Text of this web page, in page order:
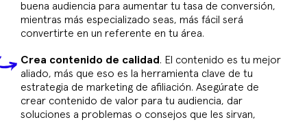
buena audiencia para aumentar tu tasa de conversión,
mientras más especializado seas, más fácil será
convertirte en un referente en tu área.
Crea contenido de calidad . El contenido es tu mejor
aliado, más que eso es la herramienta clave de tu
estrategia de marketing de afiliación. Asegúrate de
crear contenido de valor para tu audiencia, dar
soluciones a problemas o consejos que les sirvan,